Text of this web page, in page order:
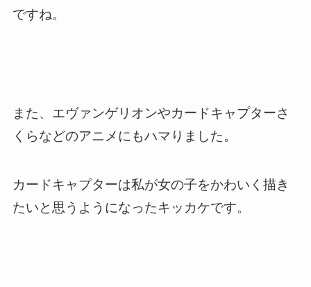
ですね。
また、エヴァンゲリオンやカードキャプターさ
くらなどのアニメにもハマりました。
カードキャプターは私が女の子をかわいく描き
たいと思うようになったキッカケです。